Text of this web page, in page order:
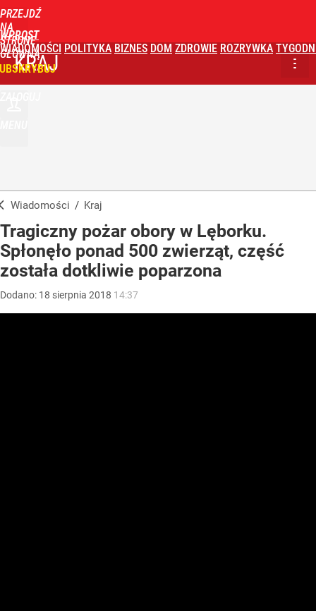
PRZEJDŹ
NA
STRONĘ
GŁÓWNĄ
WPROST
WIADOMOŚCI POLITYKA BIZNES DOM ZDROWIE ROZRYWKA
KRAJ
Wiadomości / Kraj
Tragiczny pożar obory w Lęborku.
Spłonęło ponad 500 zwierząt, część
została dotkliwie poparzona
Dodano: 18 sierpnia 2018 14:37